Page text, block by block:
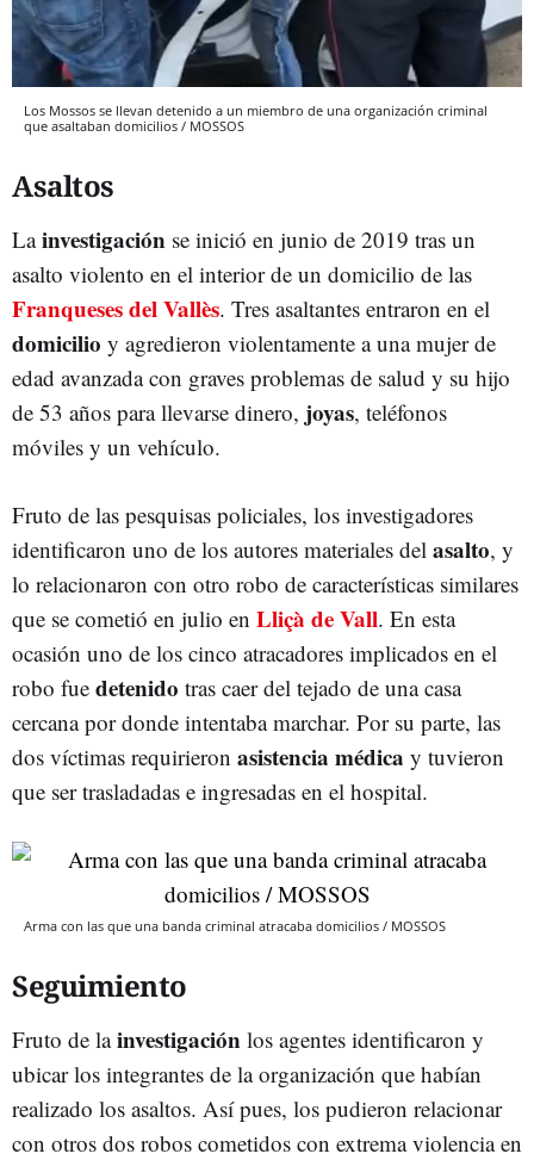
Los Mossos se llevan detenido a un miembro de una organización criminal
que asaltaban domicilios / MOSSOS
Asaltos
Lainvestigación se inició en junio de 2019 tras un
asalto violento en el interior de un domicilio de las
Franqueses del Vallès. Tres asaltantes entraron en el
domicilio y agredieron violentamente a una mujer de
edad avanzada con graves problemas de salud y su hijo
de 53 años para llevarse dinero, joyas, teléfonos
móviles y un vehículo.
Fruto de las pesquisas policiales, los investigadores
identificaron uno de los autores materiales del asalto, y
lo relacionaron con otro robo de características similares
que se cometió en julio en Lliçà de Vall. En esta
ocasión uno de los cinco atracadores implicados en el
robo fue detenido tras caer del tejado de una casa
cercana por donde intentaba marchar. Por su parte, las
dos víctimas requirieron asistencia médica y tuvieron
que ser trasladadas e ingresadas en el hospital.
Arma con las que una banda criminal atracaba domicilios / MOSSOS
Seguimiento
Fruto de lainvestigación los agentes identificaron y
ubicar los integrantes de la organización que habían
realizado los asaltos. Así pues, los pudieron relacionar
con otros dos robos cometidos con extrema violencia en